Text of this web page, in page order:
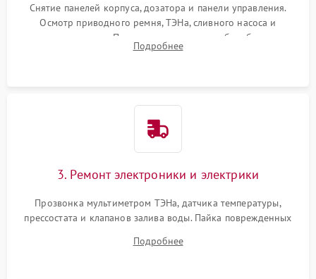
Снятие панелей корпуса, дозатора и панели управления.
Осмотр приводного ремня, ТЭНа, сливного насоса и
амортизаторов. Проверка подшипников барабана и
крестовины на износ, а манжеты люка на разрывы.
Подробнее
3. Ремонт электроники и электрики
Прозвонка мультиметром ТЭНа, датчика температуры,
прессостата и клапанов залива воды. Пайка поврежденных
Восстановление целостности проводки и контактов.
Подробнее